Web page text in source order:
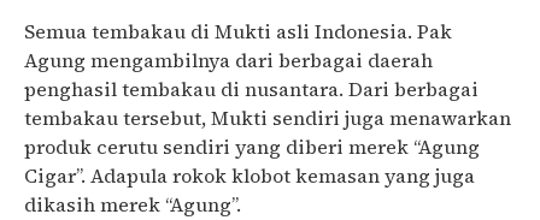
Semua tembakau di Mukti asli Indonesia. Pak
Agung mengambilnya dari berbagai daerah
penghasil tembakau di nusantara. Dari berbagai
tembakau tersebut, Mukti sendiri juga menawarkan
produk cerutu sendiri yang diberi merek “Agung
Cigar”. Adapula rokok klobot kemasan yang juga
dikasih merek “Agung”.